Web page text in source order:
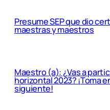
Presume SEP que dio
maestras y maestros
Maestro (a): ¿Vas a
horizontal 2023? ¡Toma
siguiente!